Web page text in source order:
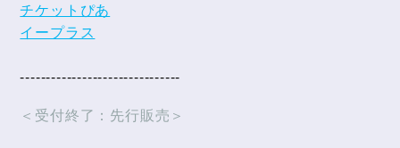
チケットぴあ
イープラス
-------------------------------
＜受付終了：先行販売＞